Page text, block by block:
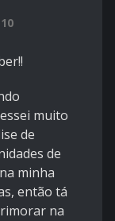
muito
de
de
minha
então tá
na